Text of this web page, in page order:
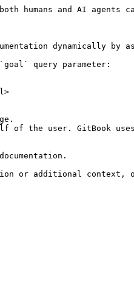
humans and AI agents
dynamically by
query parameter:
of the user. GitBook
or additional context,